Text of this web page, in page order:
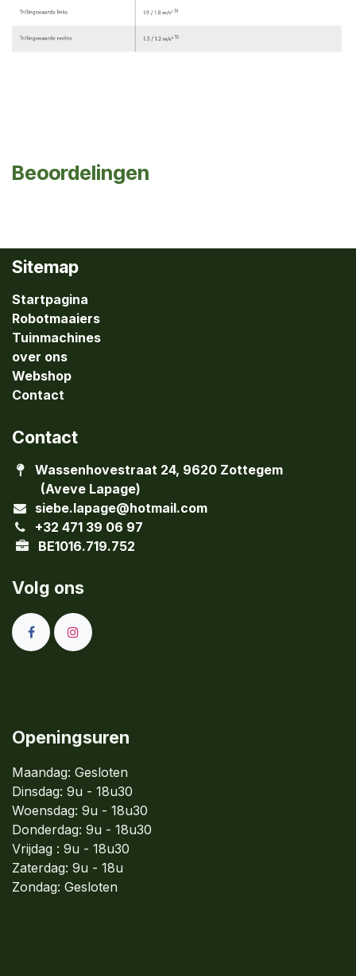
Beoordelingen
Sitemap
Startpagina
Robotmaaiers
Tuinmachines
over ons
Webshop
Contact
Contact
Wassenhovestraat 24, 9620 Zottegem
(Aveve Lapage)
siebe.lapage@hotmail.com
+32 471 39 06 97
BE1016.719.752
Volg ons
Openingsuren
Maandag: Gesloten
Dinsdag: 9u - 18u30
Woensdag: 9u - 18u30
Donderdag: 9u - 18u30
Vrijdag : 9u - 18u30
Zaterdag: 9u - 18u
Zondag: Gesloten